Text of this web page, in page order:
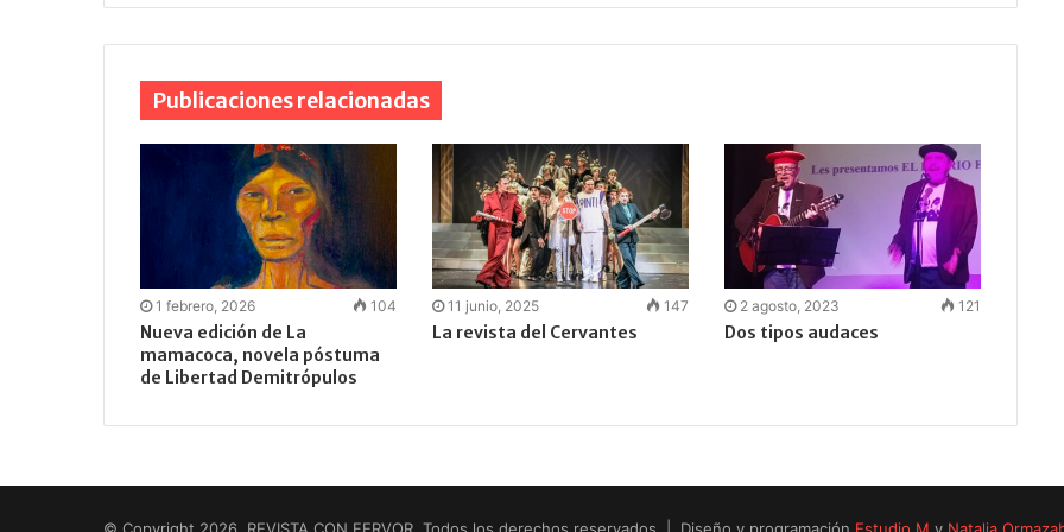
Publicaciones relacionadas
1 febrero, 2026 104
Nueva edición de La
mamacoca, novela póstuma
de Libertad Demitrópulos
11 junio, 2025 147
La revista del Cervantes
2 agosto, 2023 121
Dos tipos audaces
© Copyright 2026, REVISTA CON FERVOR. Todos los derechos reservados | Diseño y programación Estudio M y Natalia